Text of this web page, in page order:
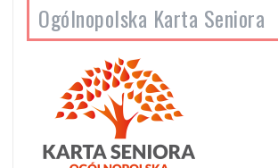
Ogólnopolska Karta Seniora